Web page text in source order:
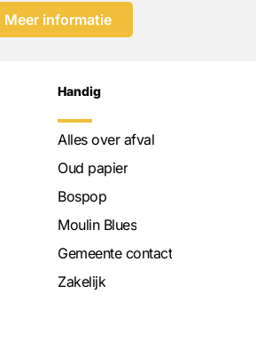
Meer informatie
Handig
Alles over afval
Oud papier
Bospop
Moulin Blues
Gemeente contact
Zakelijk